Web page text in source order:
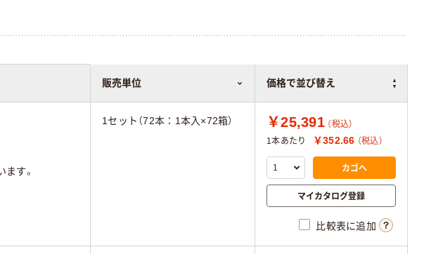
販売単位 価格で並び替え
す。
1セット（72本：1本入×72箱） ￥25,391 （税込）
1本あたり
￥352.66 （税込）
カゴへ
マイカタログ登録
比較表に追加